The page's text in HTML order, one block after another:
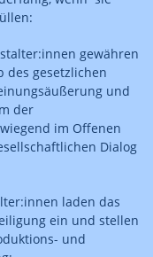
gewähren
des gesetzlichen
und
der
im Offenen
Dialog
laden das
ein und stellen
und